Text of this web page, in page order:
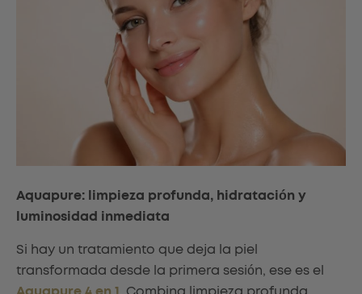
Aquapure: limpieza profunda, hidratación y
luminosidad inmediata
Si hay un tratamiento que deja la piel
transformada desde la primera sesión, ese es el